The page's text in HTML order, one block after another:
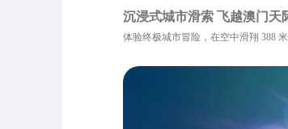
沉浸式城市滑索 飞越澳门天
体验终极城市冒险，在空中滑翔 388